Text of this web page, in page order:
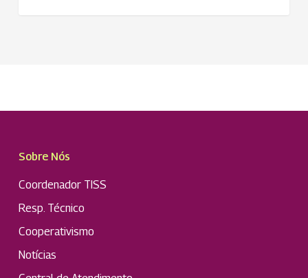
Sobre Nós
Coordenador TISS
Resp. Técnico
Cooperativismo
Notícias